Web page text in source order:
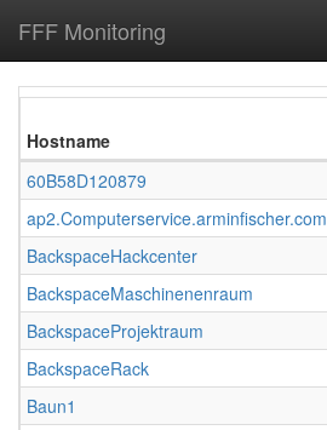
FFF Monitoring
Hostname
60B58D120879
ap2.Computerservice.arminfischer.com
BackspaceHackcenter
BackspaceMaschinenenraum
BackspaceProjektraum
BackspaceRack
Baun1